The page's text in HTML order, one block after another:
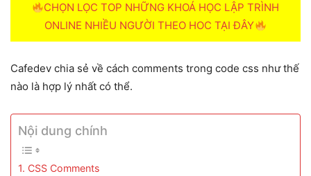
CHỌN LỌC TOP NHỮNG KHOÁ HỌC LẬP TRÌNH
ONLINE NHIỀU NGƯỜI THEO HOC TẠI ĐÂY
Cafedev chia sẻ về cách comments trong code css như thế
nào là hợp lý nhất có thể.
Nội dung chính
1. CSS Comments